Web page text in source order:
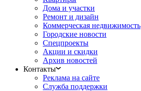
Дома и участки
Ремонт и дизайн
Коммерческая недвижимость
Городские новости
Спецпроекты
Акции и скидки
Архив новостей
Контакты
Реклама на сайте
Служба поддержки